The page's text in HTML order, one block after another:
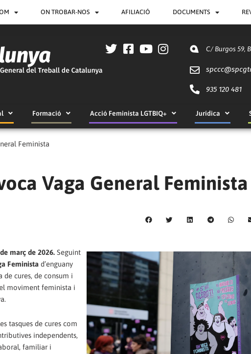
ON TROBAR-NOS AFILIACIÓ DOCUMENTS
C/ Burgos 59,
spccc@
935 120 481
Formació Acció Feminista LGTBIQ+ Jurídica
Feminista
Vaga General Feminista
març de 2026. Seguint
Feminista d’enguany
de cures, de consum i
moviment feminista i
tasques de cures com
independents,
familiar i